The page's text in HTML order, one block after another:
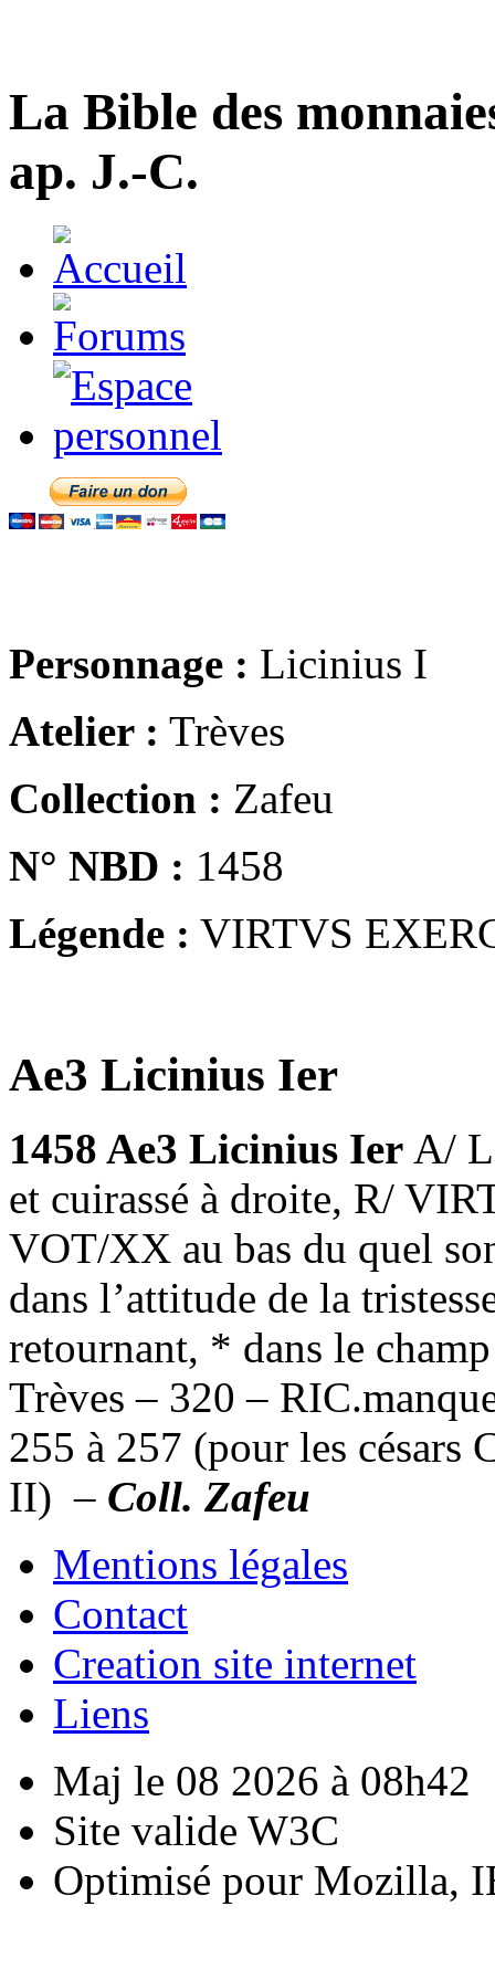
La Bible des
ap. J.-C.
Personnage : Licinius I
Atelier : Trèves
Collection : Zafeu
N° NBD : 1458
Légende : VIRTVS
Ae3 Licinius Ier
1458 Ae3 Licinius Ier A/
et cuirassé à droite, R/
VOT/XX au bas du quel
dans l’attitude de la
retournant, * dans le
Trèves – 320 –
255 à 257 (pour les
II) – Coll. Zafeu
Mentions légales
Contact
Creation site internet
Liens
Maj le 08 2026 à 08h42
Site valide W3C
Optimisé pour Mozilla,